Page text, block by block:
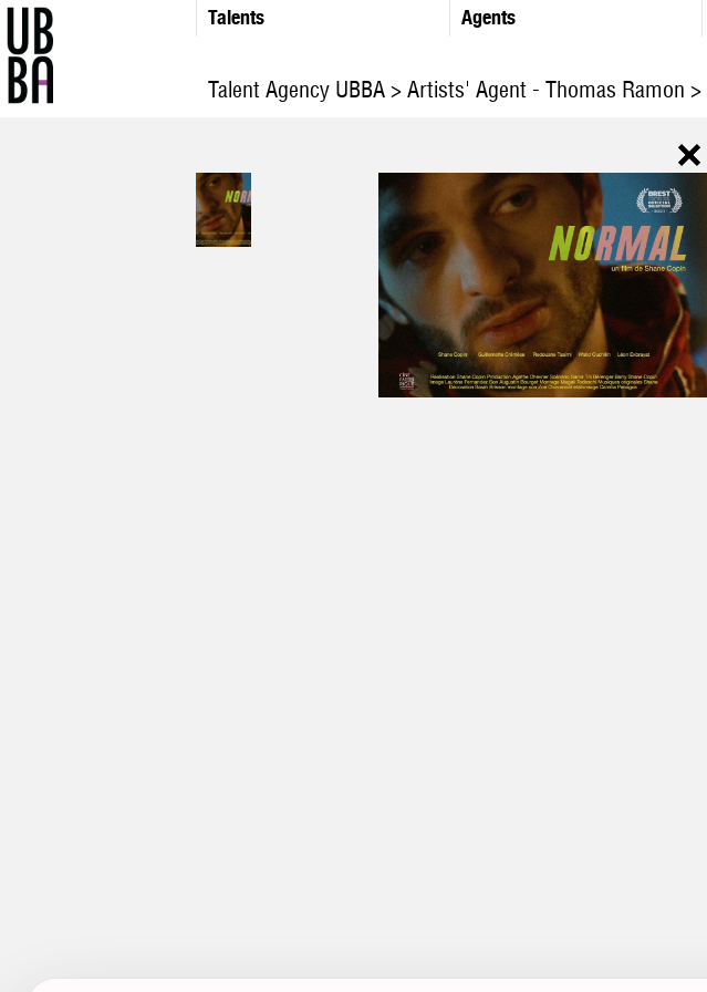
Talents Agents
Talent Agency UBBA>Artists' Agent - Thomas Ramon >